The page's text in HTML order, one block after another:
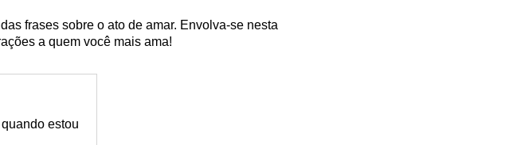
frases sobre o ato de amar. Envolva-se nesta
a quem você mais ama!
estou